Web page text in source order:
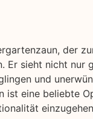
der
Er sieht nicht nur
und
ist eine beliebte